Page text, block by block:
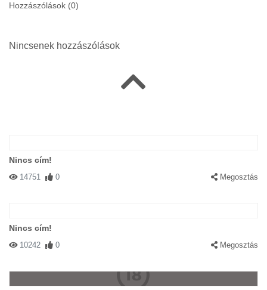
Hozzászólások (0)
Nincsenek hozzászólások
Nincs cím!
14751 0 Megosztás
Nincs cím!
10242 0 Megosztás